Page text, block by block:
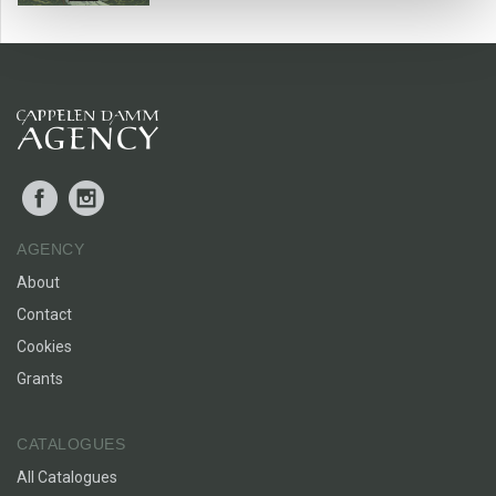
Facebook
AGENCY
About
Contact
Cookies
Grants
CATALOGUES
All Catalogues